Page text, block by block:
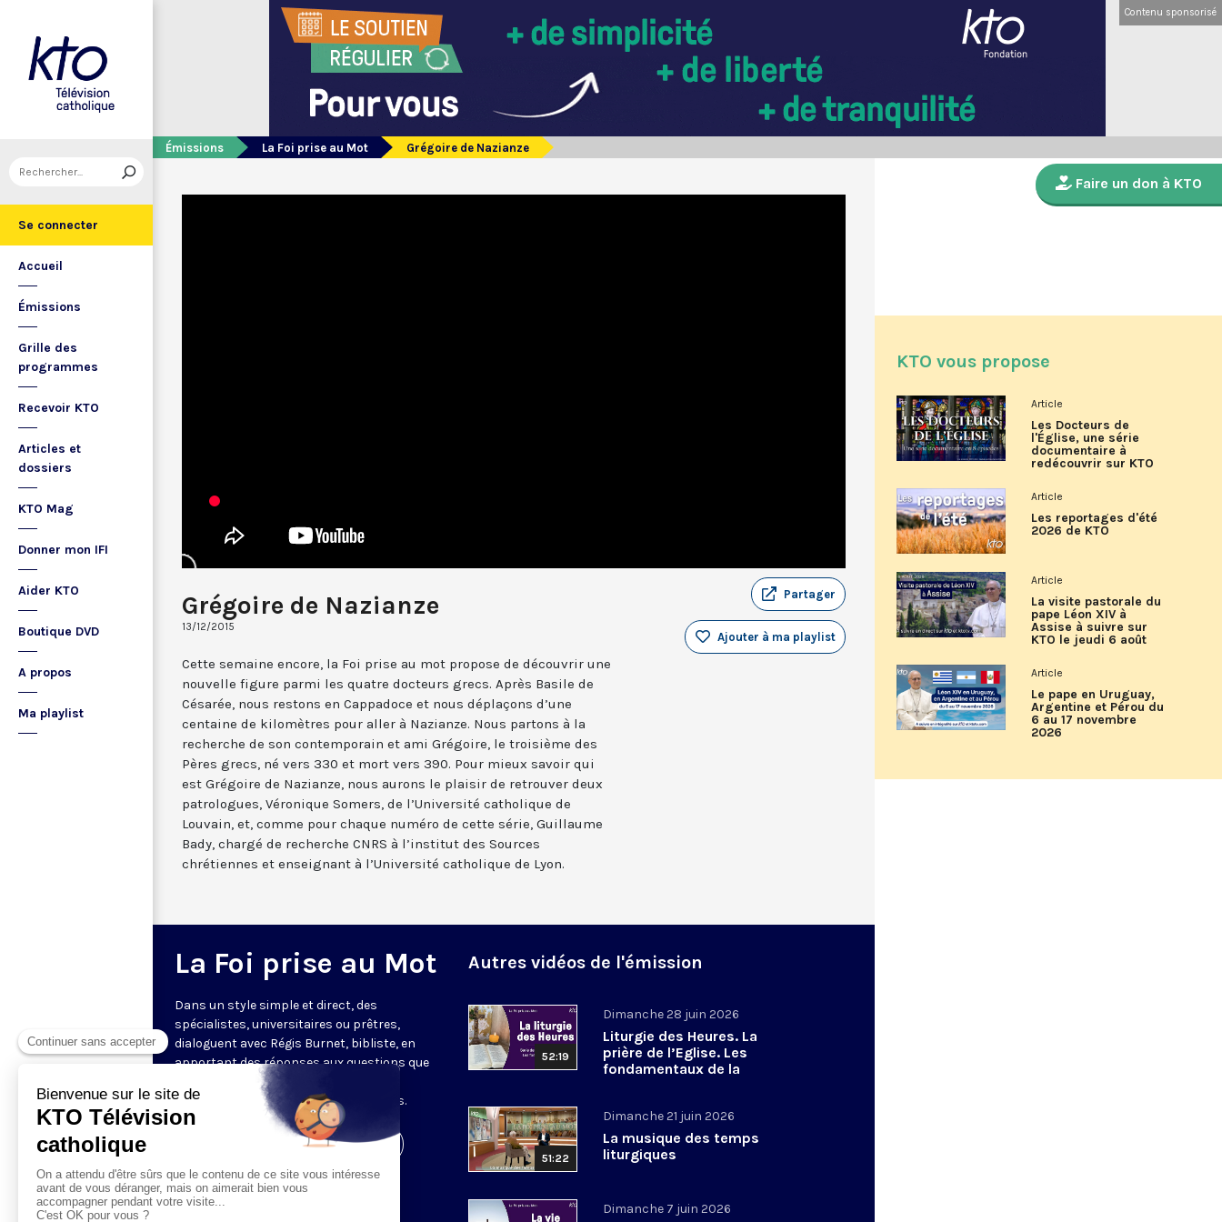
Se connecter
Accueil
Émissions
Grille des
programmes
Recevoir KTO
Articles et
dossiers
KTO Mag
Donner mon IFI
Aider KTO
Boutique DVD
A propos
Ma playlist
Contenu sponsorisé
Émissions La Foi prise au Mot Grégoire de Nazianze
Grégoire de Nazianze
13/12/2015
Partager
Ajouter à ma playlist
Cette semaine encore, la Foi prise au mot propose de découvrir une
nouvelle figure parmi les quatre docteurs grecs. Après Basile de
Césarée, nous restons en Cappadoce et nous déplaçons d’une
centaine de kilomètres pour aller à Nazianze. Nous partons à la
recherche de son contemporain et ami Grégoire, le troisième des
Pères grecs, né vers 330 et mort vers 390. Pour mieux savoir qui
est Grégoire de Nazianze, nous aurons le plaisir de retrouver deux
patrologues, Véronique Somers, de l’Université catholique de
Louvain, et, comme pour chaque numéro de cette série, Guillaume
Bady, chargé de recherche CNRS à l’institut des Sources
chrétiennes et enseignant à l’Université catholique de Lyon.
La Foi prise au Mot
Dans un style simple et direct, des
spécialistes, universitaires ou prêtres,
dialoguent avec Régis Burnet, bibliste, en
apportant des réponses aux questions que
nous pouvons nous poser sur la foi, la
liturgie, de grandes figures chrétiennes.
Visiter la page de l'émission
Autres vidéos de l'émission
52:19
Dimanche 28 juin 2026
Liturgie des Heures. La
prière de l’Eglise. Les
fondamentaux de la
51:22
Dimanche 21 juin 2026
La musique des temps
liturgiques
Dimanche 7 juin 2026
Faire un don à KTO
KTO vous propose
Article
Les Docteurs de
l'Église, une série
documentaire à
redécouvrir sur KTO
Article
Les reportages d'été
2026 de KTO
Article
La visite pastorale du
pape Léon XIV à
Assise à suivre sur
KTO le jeudi 6 août
Article
Le pape en Uruguay,
Argentine et Pérou du
6 au 17 novembre
2026